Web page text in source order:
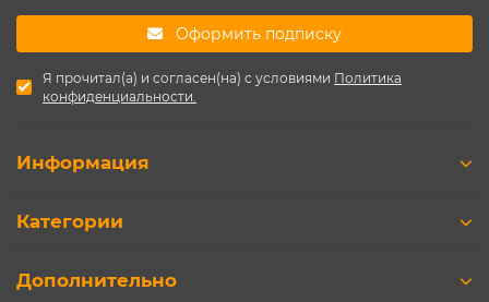
Оформить подписку
Я прочитал(а) и согласен(на) с условиями Политика
конфиденциальности.
Информация
Категории
Дополнительно